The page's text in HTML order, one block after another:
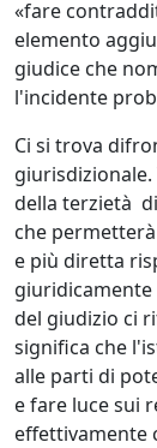
«fare
elemento
giudice che
l'incidente
Ci si trova
della terzietà
che
e più diretta
giuridicamente
del giudizio ci
significa che
alle parti di
e fare luce sui
effettivamente